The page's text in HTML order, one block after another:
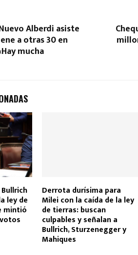
Alberdi asiste
a otras 30 en
mucha
ley de
mintió
Derrota durísima para
Milei con la caída de la ley
de tierras: buscan
culpables y señalan a
Bullrich, Sturzenegger y
Mahiques